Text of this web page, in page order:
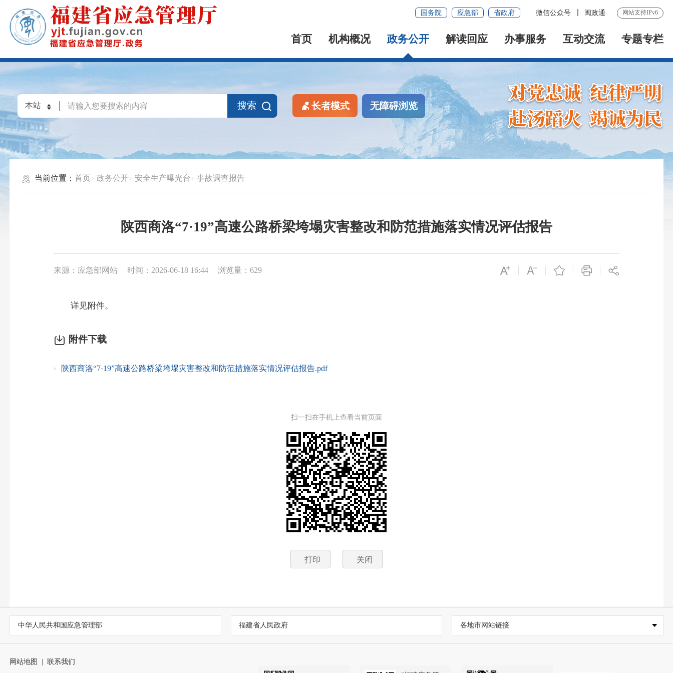
国务院 应急部 省政府 微信公众号 闽政通 网站支持IPv6
首页 机构概况 政务公开 解读回应 办事服务 互动交流 专题专栏
搜索 长者模式 无障碍浏览
当前位置：首页 政务公开 安全生产曝光台 事故调查报告
陕西商洛“7·19”高速公路桥梁垮塌灾害整改和防范措施落实情况评估报告
来源：应急部网站 时间：2026-06-18 16:44 浏览量：629
详见附件。
附件下载
陕西商洛“7·19”高速公路桥梁垮塌灾害整改和防范措施落实情况评估报告.pdf
扫一扫在手机上查看当前页面
打印 关闭
中华人民共和国应急管理部 福建省人民政府 各地市网站链接
网站地图
联系我们